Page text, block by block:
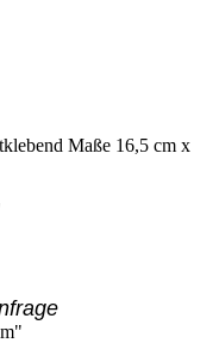
Maße 16,5 cm x